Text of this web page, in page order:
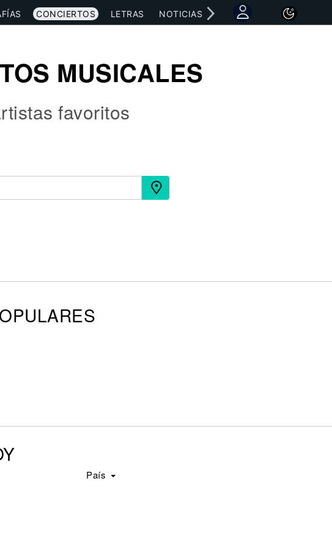
CONCIERTOS LETRAS NOTICIAS
MUSICALES
favoritos
País